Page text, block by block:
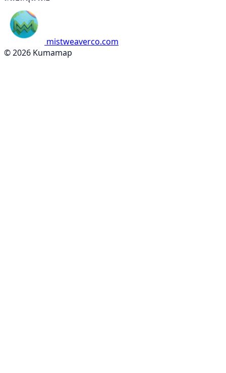
mistweaverco.com
© 2026 Kumamap